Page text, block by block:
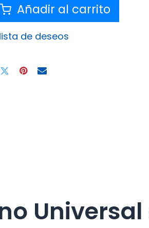
Añadir al carrito
de deseos
Universal